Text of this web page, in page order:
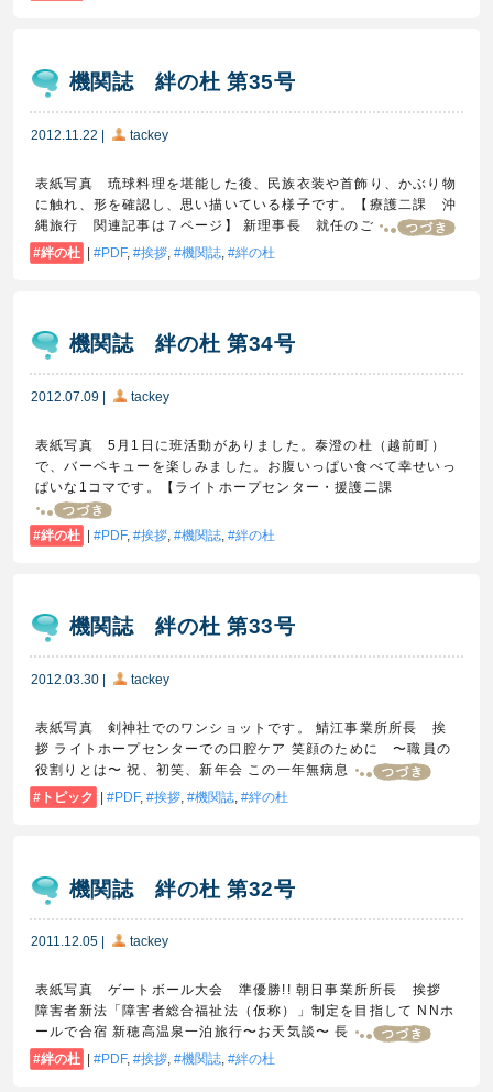
機関誌 絆の杜 第35号
2012.11.22 | tackey
表紙写真 琉球料理を堪能した後、民族衣装や首飾り、かぶり物
に触れ、形を確認し、思い描いている様子です。【療護二課 沖
縄旅行 関連記事は７ページ】 新理事長 就任のご
絆の杜 | PDF, 挨拶 機関誌 絆の杜
機関誌 絆の杜 第34号
2012.07.09 | tackey
表紙写真 5月1日に班活動がありました。泰澄の杜（越前町）
で、バーベキューを楽しみました。お腹いっぱい食べて幸せいっ
ぱいな1コマです。【ライトホープセンター・援護二課
絆の杜 | PDF, 挨拶 機関誌 絆の杜
機関誌 絆の杜 第33号
2012.03.30 tackey
表紙写真 剣神社でのワンショットです。 鯖江事業所所長 挨
拶 ライトホープセンターでの口腔ケア 笑顔のために 〜職員の
役割りとは〜 祝、初笑、新年会 この一年無病息
トピック
PDF, 挨拶, 機関誌, 絆の杜
機関誌 絆の杜 第32号
2011.12.05 tackey
表紙写真 ゲートボール大会 準優勝!! 朝日事業所所長 挨拶
障害者新法「障害者総合福祉法（仮称）」制定を目指して NNホ
ールで合宿 新穂高温泉一泊旅行〜お天気談〜 長
絆の杜
PDF, 挨拶, 機関誌, 絆の杜